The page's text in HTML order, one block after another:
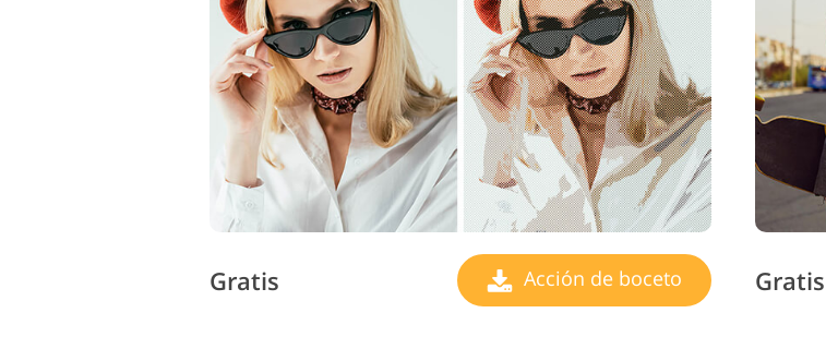
Gratis Acción de boceto Gratis